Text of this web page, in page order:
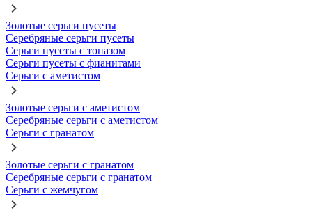
Золотые серьги пусеты
Серебряные серьги пусеты
Серьги пусеты с топазом
Серьги пусеты с фианитами
Серьги с аметистом
Золотые серьги с аметистом
Серебряные серьги с аметистом
Серьги с гранатом
Золотые серьги с гранатом
Серебряные серьги с гранатом
Серьги с жемчугом